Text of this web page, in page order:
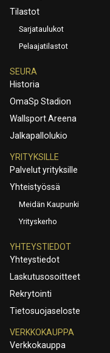
Tilastot
Sarjataulukot
Pelaajatilastot
SEURA
Historia
OmaSp Stadion
Wallsport Areena
Jalkapallolukio
YRITYKSILLE
Palvelut yrityksille
Yhteistyössä
Meidän Kaupunki
Yrityskerho
YHTEYSTIEDOT
Yhteystiedot
Laskutusosoitteet
Rekrytointi
Tietosuojaseloste
VERKKOKAUPPA
Verkkokauppa